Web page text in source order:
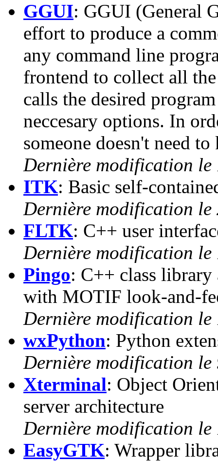
GGUI: GGUI (General
effort to produce a
any command line
frontend to collect all
calls the desired
neccesary options. In
someone doesn't need
Dernière modification
ITK: Basic self-
Dernière modification le
FLTK: C++ user
Dernière modification le
Pingo: C++ class
with MOTIF look-and-
Dernière modification le
wxPython: Python
Dernière modification le
Xterminal: Object
server architecture
Dernière modification le
EasyGTK: Wrapper